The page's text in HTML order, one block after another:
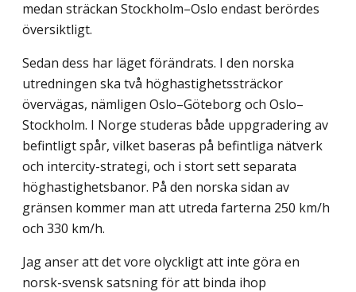
medan sträckan Stockholm–Oslo endast berördes
översiktligt.
Sedan dess har läget förändrats. I den norska
utredningen ska två höghastighetssträckor
övervägas, nämligen Oslo–Göteborg och Oslo–
Stockholm. I Norge studeras både uppgradering av
befintligt spår, vilket baseras på befintliga nätverk
och intercity-strategi, och i stort sett separata
höghastighetsbanor. På den norska sidan av
gränsen kommer man att utreda farterna 250 km/h
och 330 km/h.
Jag anser att det vore olyckligt att inte göra en
norsk-svensk satsning för att binda ihop